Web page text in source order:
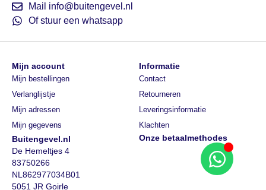
Mail info@buitengevel.nl
Of stuur een whatsapp
Buitengevel.nl
De Hemeltjes 4
83750266
NL862977034B01
5051 JR Goirle
Onze betaalmethodes
Mijn account
Mijn bestellingen
Verlanglijstje
Mijn adressen
Mijn gegevens
Informatie
Contact
Retourneren
Leveringsinformatie
Klachten